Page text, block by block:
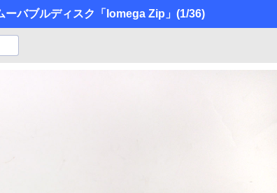
ーバブルディスク「Iomega Zip」 (1/36)